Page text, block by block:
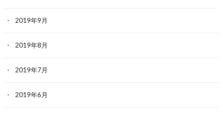
2019年9月
2019年8月
2019年7月
2019年6月